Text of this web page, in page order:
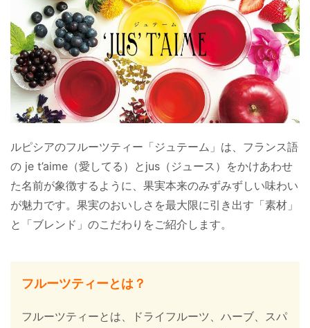
ルピシアのフルーツティー「ジュテーム」は、フランス語
の je t’aime（愛してる）とjus（ジュース）をかけあわせ
た名前が象徴するように、果実本来のみずみずしい味わい
が魅力です。果実のおいしさを最大限に引き出す「素材」
と「ブレンド」のこだわりをご紹介します。
フルーツティーとは？
フルーツティーとは、ドライフルーツ、ハーブ、スパ